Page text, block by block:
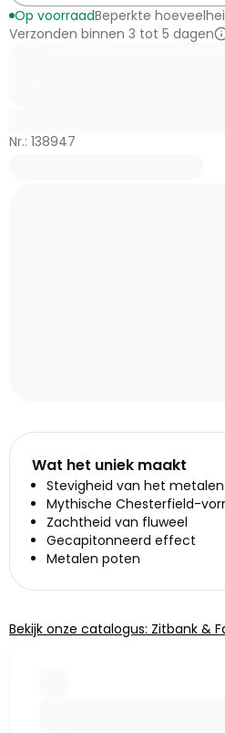
Op voorraadBeperkte
Verzonden binnen 3 tot 5 dagen
Nr.: 138947
Wat het uniek maakt
Stevigheid van het
Mythische Chesterfield-
Zachtheid van fluweel
Gecapitonneerd effect
Metalen poten
Bekijk onze catalogus: Zitbank &